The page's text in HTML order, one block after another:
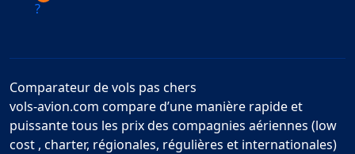
?
Comparateur de vols pas chers
vols-avion.com compare d’une manière rapide et
puissante tous les prix des compagnies aériennes (low
cost , charter, régionales, régulières et internationales)